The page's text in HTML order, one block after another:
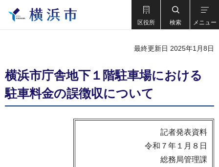
区役所 検索 メニュー
最終更新日 2025年1月8日
横浜市庁舎地下１階駐車場における
駐車料金の誤徴収について
記者発表資料
令和７年１月８日
総務局管理課